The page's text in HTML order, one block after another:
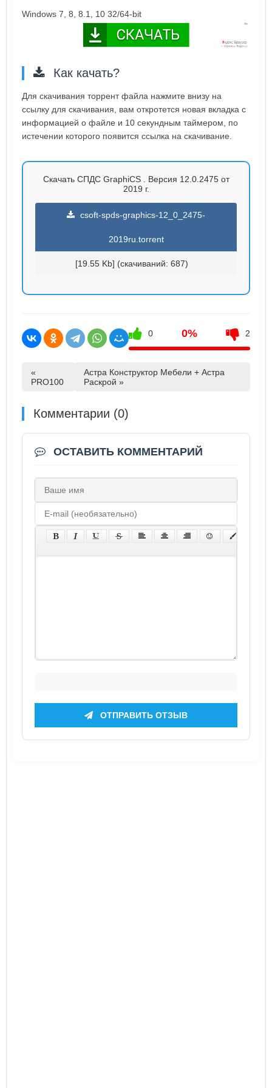
Windows 7, 8, 8.1, 10 32/64-bit
Как качать?
Для скачивания торрент файла нажмите внизу на
ссылку для скачивания, вам откротется новая вкладка с
информацией о файле и 10 секундным таймером, по
истечении которого появится ссылка на скачивание.
Скачать СПДС GraphiCS . Версия 12.0.2475 от
2019 г.
csoft-spds-graphics-12_0_2475-
2019ru.torrent
[19.55 Kb] (cкачиваний: 687)
0 0% 2
«
PRO100
Астра Конструктор Мебели + Астра
Раскрой »
Комментарии (0)
ОСТАВИТЬ КОММЕНТАРИЙ
ОТПРАВИТЬ ОТЗЫВ